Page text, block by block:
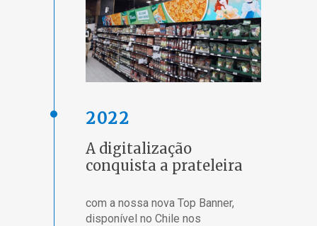
2022
A digitalização
conquista a prateleira
com a nossa nova Top Banner,
disponível no Chile nos